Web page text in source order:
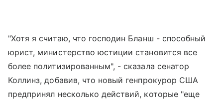
"Хотя я считаю, что господин Бланш - способный
юрист, министерство юстиции становится все
более политизированным", - сказала сенатор
Коллинз, добавив, что новый генпрокурор США
предпринял несколько действий, которые "еще